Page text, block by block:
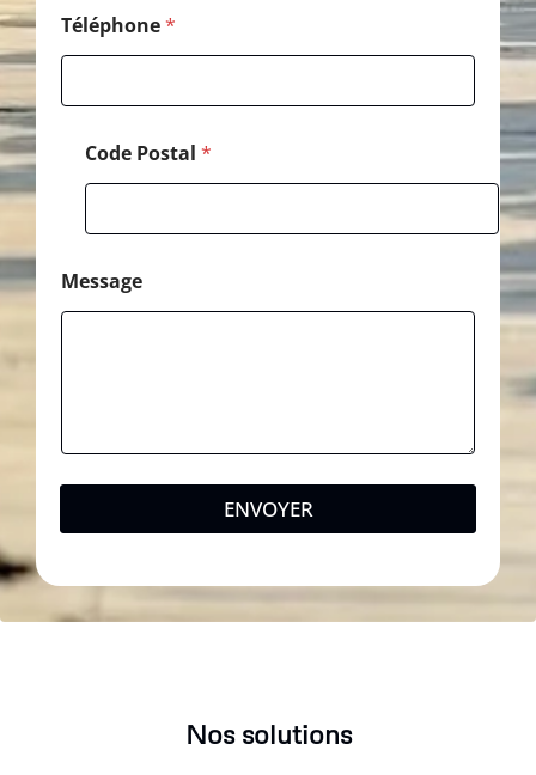
l
*
Téléphone*
Code Postal *
Message
ENVOYER
Nos solutions